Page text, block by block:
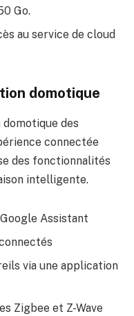
Go.
au service de cloud
domotique
des
connectée
des fonctionnalités
intelligente.
Assistant
via une application
Zigbee et Z-Wave